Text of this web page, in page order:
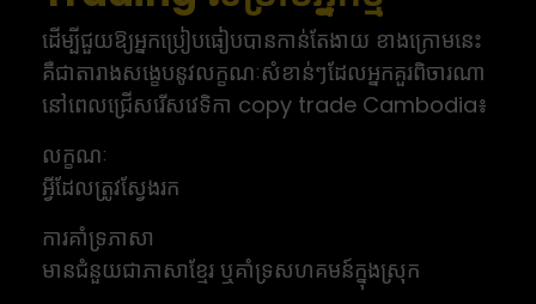
ដើម្បីជួយឱ្យអ្នកប្រៀបធៀបបានកាន់តែងាយ ខាងក្រោមនេះ
គឺជាតារាងសង្ខេបនូវលក្ខណៈសំខាន់ៗដែលអ្នកគួរពិចារណា
នៅពេលជ្រើសរើសវេទិកា copy trade Cambodia៖
លក្ខណៈ
អ្វីដែលត្រូវស្វែងរក
ការគាំទ្រភាសា
មានជំនួយជាភាសាខ្មែរ ឬគាំទ្រសហគមន៍ក្នុងស្រុក